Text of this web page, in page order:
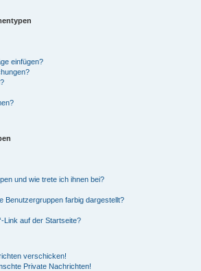
einfügen?
und wie trete ich ihnen bei?
Benutzergruppen farbig dargestellt?
Link auf der Startseite?
verschicken!
Private Nachrichten!